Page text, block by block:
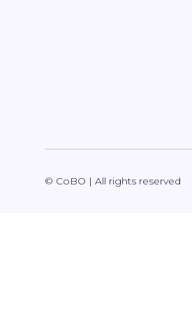
© CoBO | All rights reserved